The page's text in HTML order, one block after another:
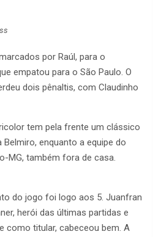
por Raúl, para o
empatou para o São Paulo. O
dois pênaltis, com Claudinho
tem pela frente um clássico
enquanto a equipe do
MG, também fora de casa.
do jogo foi logo aos 5. Juanfran
herói das últimas partidas e
como titular, cabeceou bem. A